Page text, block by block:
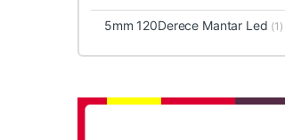
5mm 120Derece Mantar Led (1)